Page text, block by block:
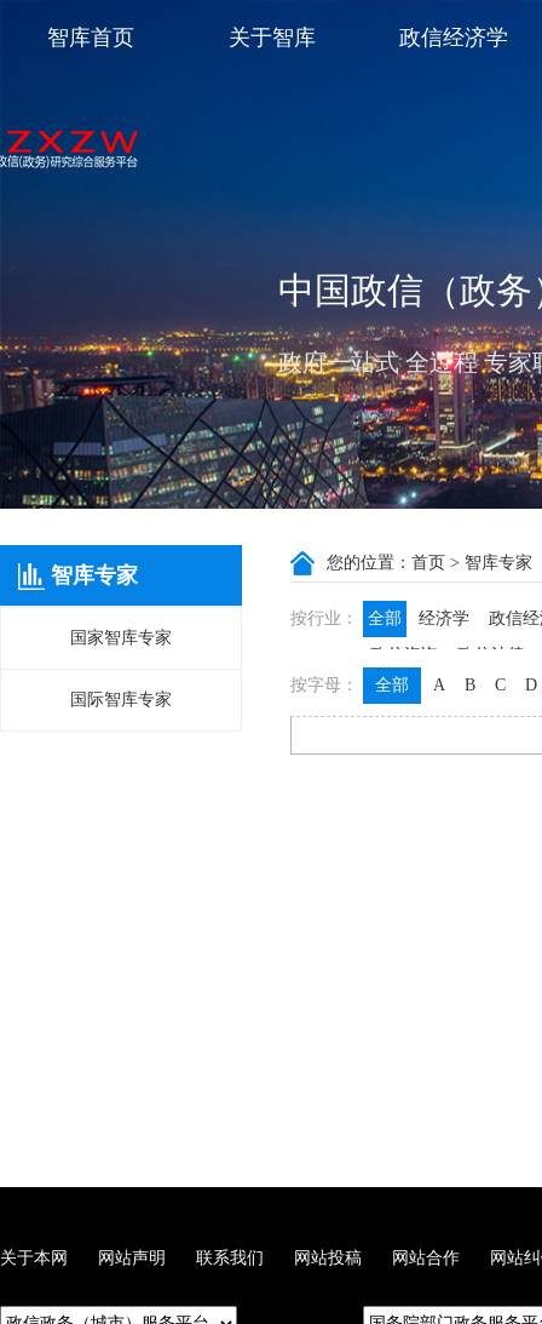
中国政信（政
政府一站式 全过程 专
智库首页 关于智库 政信经济学
智库专家
国家智库专家
国际智库专家
您的位置： 首页 > 智库专家
按行业： 全部 经济学
政信
政信咨询
政信法律
按字母：
全部 A B C D
关于本网 网站声明 联系我们 网站投稿 网站合作 网站